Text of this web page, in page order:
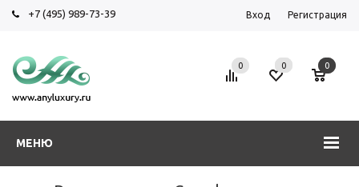
+7 (495) 989-73-39 Вход Регистрация
МЕНЮ
0 0 0